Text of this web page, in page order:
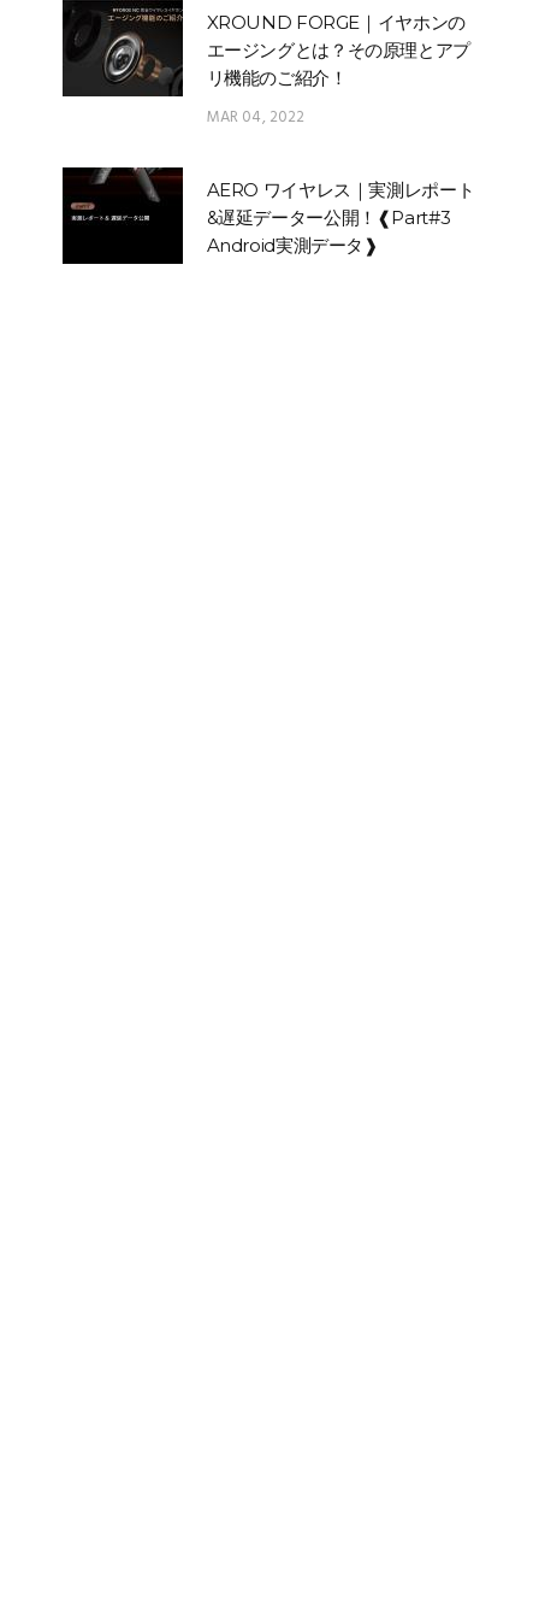
XROUND FORGE｜イヤホンの
エージングとは？その原理とアプ
リ機能のご紹介！
MAR 04, 2022
AERO ワイヤレス｜実測レポート
&遅延データー公開！❰Part#3
Android実測データ❱